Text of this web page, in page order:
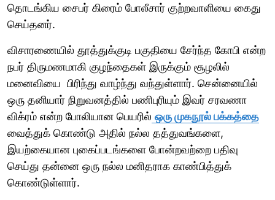
தொடங்கிய சைபர் கிரைம் போலீசார் குற்றவாளியை கைது
செய்தனர்.
விசாரணையில் தூத்துக்குடி பகுதியை சேர்ந்த கோபி என்ற
நபர் திருமணமாகி குழந்தைகள் இருக்கும் சூழலில்
மனைவியை பிரிந்து வாழ்ந்து வந்துள்ளார். சென்னையில்
ஒரு தனியார் நிறுவனத்தில் பணிபுரியும் இவர் சரவணா
விக்ரம் என்ற போலியான பெயரில் ஒரு முகநூல் பக்கத்தை
வைத்துக் கொண்டு அதில் நல்ல தத்துவங்களை,
இயற்கையான புகைப்படங்களை போன்றவற்றை பதிவு
செய்து தன்னை ஒரு நல்ல மனிதராக காண்பித்துக்
கொண்டுள்ளார்.